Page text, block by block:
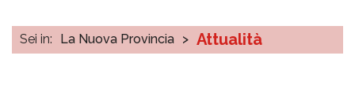
Sei in: La Nuova Provincia > Attualità